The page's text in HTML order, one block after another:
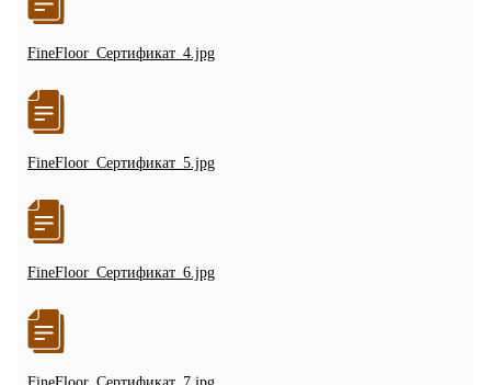
FineFloor_Сертификат_4.jpg
FineFloor_Сертификат_5.jpg
FineFloor_Сертификат_6.jpg